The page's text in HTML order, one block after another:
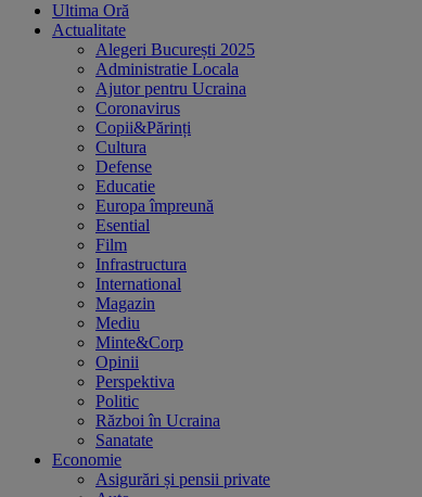
Ultima Oră
Actualitate
Alegeri București 2025
Administratie Locala
Ajutor pentru Ucraina
Coronavirus
Copii&Părinți
Cultura
Defense
Educatie
Europa împreună
Esential
Film
Infrastructura
International
Magazin
Mediu
Minte&Corp
Opinii
Perspektiva
Politic
Război în Ucraina
Sanatate
Economie
Asigurări și pensii private